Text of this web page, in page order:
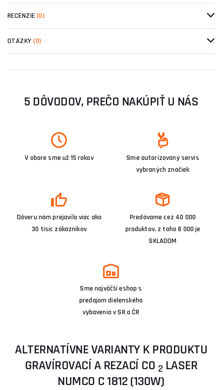
RECENZIE (0)
OTÁZKY(0)
5 DÔVODOV, PREČO NAKÚPIŤ U NÁS
V obore sme už 15 rokov
Sme autorizovaný servis
vybraných značiek
Dôveru nám prejavilo viac ako
30 tisíc zákazníkov
Predávame cez 40 000
produktov, z toho 8 000 je
SKLADOM
Sme najväčší eshop s
predajom dielenského
vybavenia v SR a ČR
ALTERNATÍVNE VARIANTY K PRODUKTU
GRAVÍROVACÍ A REZACÍ CO 2 LASER
NUMCO C 1812 (130W)